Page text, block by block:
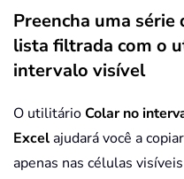
Preencha uma
lista filtrada com o
intervalo visível
O utilitárioColar no
Excelajudará você a
apenas nas células